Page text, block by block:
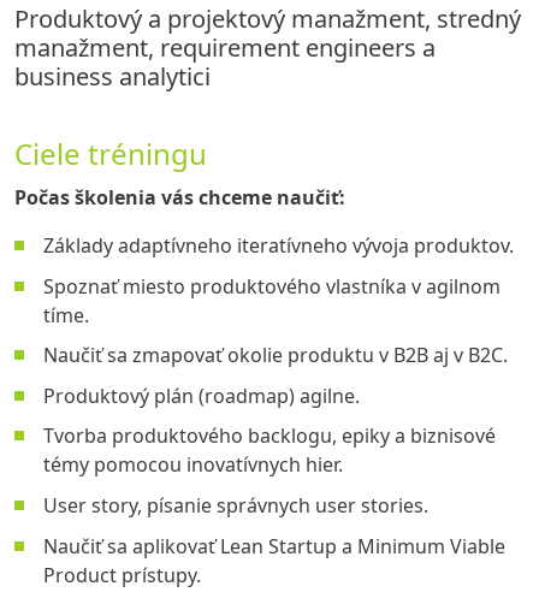
Produktový a projektový manažment, stredný
manažment, requirement engineers a
business analytici
Ciele tréningu
Počas školenia vás chceme naučiť:
Základy adaptívneho iteratívneho vývoja produktov.
Spoznať miesto produktového vlastníka v agilnom
tíme.
Naučiť sa zmapovať okolie produktu v B2B aj v B2C.
Produktový plán (roadmap) agilne.
Tvorba produktového backlogu, epiky a biznisové
témy pomocou inovatívnych hier.
User story, písanie správnych user stories.
Naučiť sa aplikovať Lean Startup a Minimum Viable
Product prístupy.